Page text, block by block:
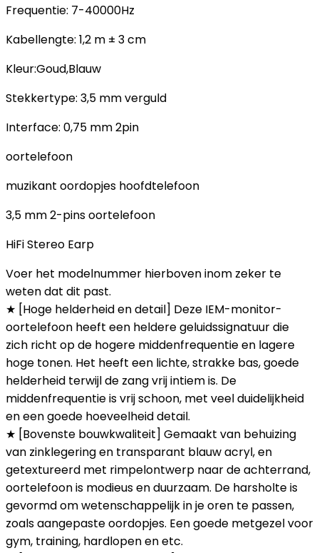
Frequentie: 7-40000Hz
Kabellengte: 1,2 m ± 3 cm
Kleur:Goud,Blauw
Stekkertype: 3,5 mm verguld
Interface: 0,75 mm 2pin
oortelefoon
muzikant oordopjes hoofdtelefoon
3,5 mm 2-pins oortelefoon
HiFi Stereo Earp
Voer het modelnummer hierboven inom zeker te
weten dat dit past.
★ [Hoge helderheid en detail] Deze IEM-monitor-
oortelefoon heeft een heldere geluidssignatuur die
zich richt op de hogere middenfrequentie en lagere
hoge tonen. Het heeft een lichte, strakke bas, goede
helderheid terwijl de zang vrij intiem is. De
middenfrequentie is vrij schoon, met veel duidelijkheid
en een goede hoeveelheid detail.
★ [Bovenste bouwkwaliteit] Gemaakt van behuizing
van zinklegering en transparant blauw acryl, en
getextureerd met rimpelontwerp naar de achterrand,
oortelefoon is modieus en duurzaam. De harsholte is
gevormd om wetenschappelijk in je oren te passen,
zoals aangepaste oordopjes. Een goede metgezel voor
gym, training, hardlopen en etc.